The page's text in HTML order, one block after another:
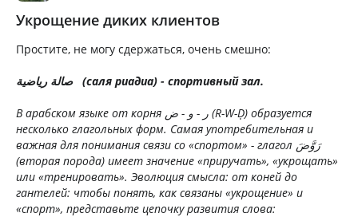
Укрощение диких клиентов
Простите, не могу сдержаться, очень смешно:
صالة رياضية (саля риадиа) - спортивный зал.
В арабском языке от корня ر - و - ض (R-W-Ḍ) образуется
несколько глагольных форм. Самая употребительная и
важная для понимания связи со «спортом» - глагол رَوَّضَ
(вторая порода) имеет значение «приручать», «укрощать»
или «тренировать». Эволюция смысла: от коней до
гантелей: чтобы понять, как связаны «укрощение» и
«спорт», представьте цепочку развития слова: